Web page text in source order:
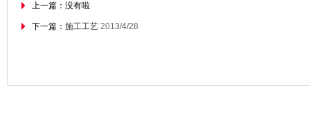
上一篇：没有啦
下一篇： 施工工艺 2013/4/28